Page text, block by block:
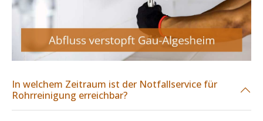
In welchem Zeitraum ist der Notfallservice für
Rohrreinigung erreichbar?